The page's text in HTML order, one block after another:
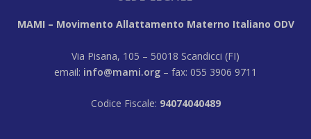
MAMI – Movimento Allattamento Materno Italiano ODV
Via Pisana, 105 – 50018 Scandicci (FI)
email: info@mami.org – fax: 055 3906 9711
Codice Fiscale: 94074040489